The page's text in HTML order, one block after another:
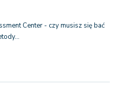
Center - czy musisz się bać